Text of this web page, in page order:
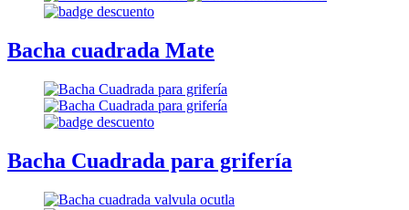
Bacha cuadrada Mate
Bacha Cuadrada para grifería